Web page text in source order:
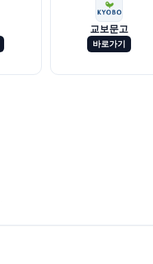
교보문고
바로가기